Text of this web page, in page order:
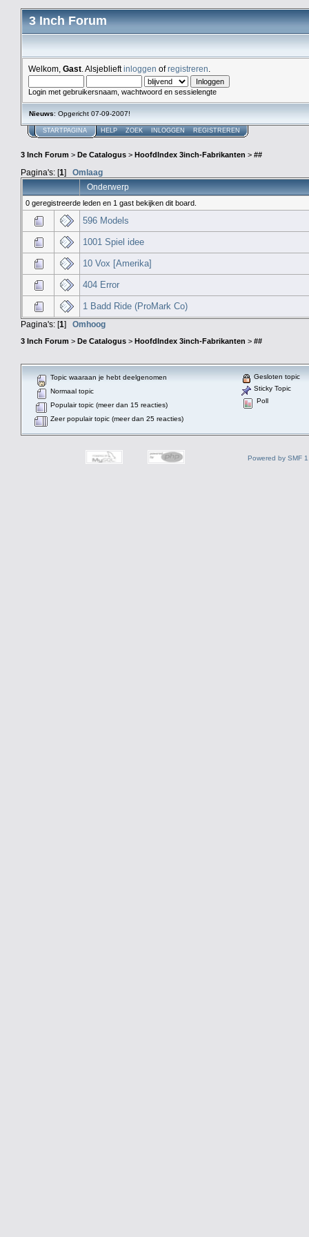
3 Inch Forum
Welkom, Gast . Alsjeblieftinloggen ofregistreren
Login met gebruikersnaam, wachtwoord en sessielengte
Nieuws: Opgericht 07-09-2007!
STARTPAGINA HELP ZOEK INLOGGEN REGISTREREN
3 Inch Forum > De Catalogus > HoofdIndex 3inch-Fabrikanten > ##
Pagina's: [1] Omlaag
Onderwerp
0 geregistreerde leden en 1 gast bekijken dit board.
596 Models
1001 Spiel idee
10 Vox [Amerika]
404 Error
1 Badd Ride (ProMark Co)
Pagina's: [1] Omhoog
3 Inch Forum > De Catalogus > HoofdIndex 3inch-Fabrikanten > ##
Topic waaraan je hebt deelgenomen
Normaal topic
Populair topic (meer dan 15 reacties)
Zeer populair topic (meer dan 25 reacties)
Gesloten topic
Sticky Topic
Poll
Powered by SMF